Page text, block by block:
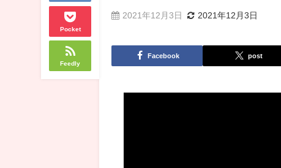
Pocket
Feedly
2021年12月3日 2021年12月3日
Facebook post